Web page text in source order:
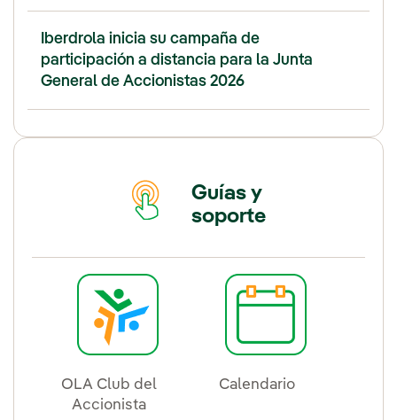
Iberdrola inicia su campaña de
participación a distancia para la Junta
General de Accionistas 2026
Guías y
soporte
OLA Club del
Accionista
Calendario